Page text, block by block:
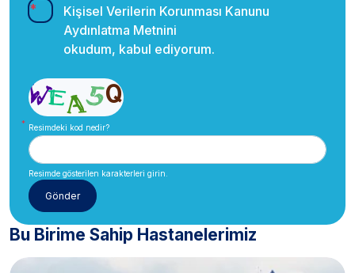
Kişisel Verilerin Korunması Kanunu
Aydınlatma Metnini
okudum, kabul ediyorum.
Resimdeki kod nedir?
Resimde gösterilen karakterleri girin.
Bu Birime Sahip Hastanelerimiz